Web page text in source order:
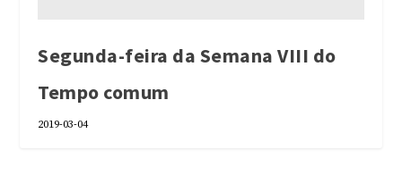
Segunda-feira da Semana VIII do
Tempo comum
2019-03-04